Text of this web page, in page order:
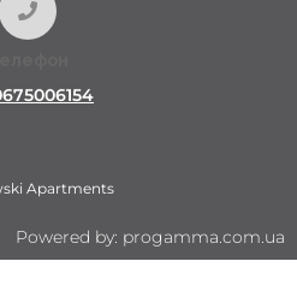
Apartments
Powered by: progamma.com.ua